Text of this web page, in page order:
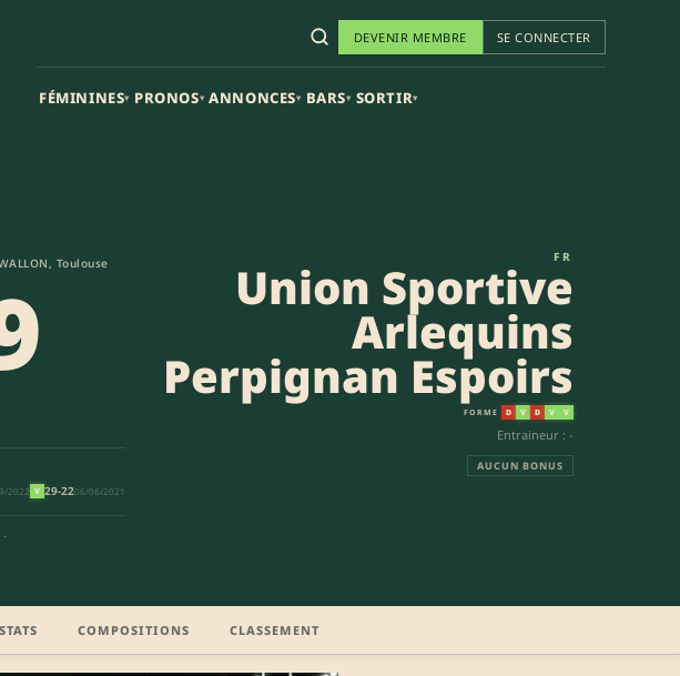
DEVENIR MEMBRE SE CONNECTER
FÉMININES▾ PRONOS▾ ANNONCES▾ BARS▾ SORTIR▾
Perpignan Espoirs (53-9) | Espoirs
Toulouse
2022 V 29-2206/06/2021
-
FR
Union Sportive
Arlequins
Perpignan Espoirs
FORME D V D V V
Entraineur : -
AUCUN BONUS
STATS COMPOSITIONS CLASSEMENT